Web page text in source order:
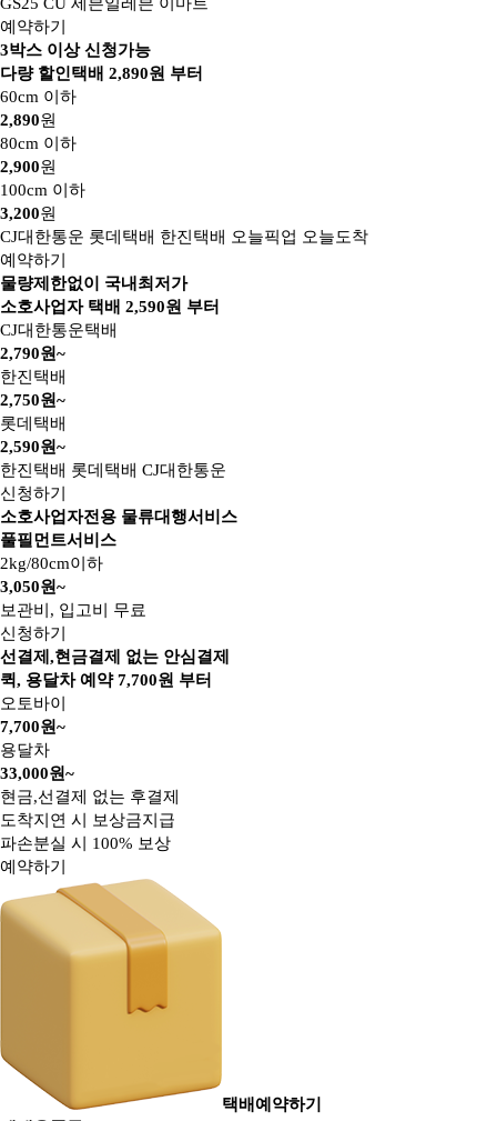
예약하기
3박스 이상 신청가능
다량 할인택배 2,890원 부터
60cm 이하
2,890원
80cm 이하
2,900원
100cm 이하
3,200원
CJ대한통운 롯데택배 한진택배 오늘픽업 오늘도착
예약하기
물량제한없이 국내최저가
소호사업자 택배 2,590원 부터
CJ대한통운택배
2,790원~
한진택배
2,750원~
롯데택배
2,590원~
한진택배 롯데택배 CJ대한통운
신청하기
소호사업자전용 물류대행서비스
풀필먼트서비스
2kg/80cm이하
3,050원~
보관비, 입고비 무료
신청하기
선결제,현금결제 없는 안심결제
퀵, 용달차 예약7,700원 부터
오토바이
7,700원~
용달차
33,000원~
현금,선결제 없는 후결제
도착지연 시 보상금지급
파손분실 시 100% 보상
예약하기
택배예약하기